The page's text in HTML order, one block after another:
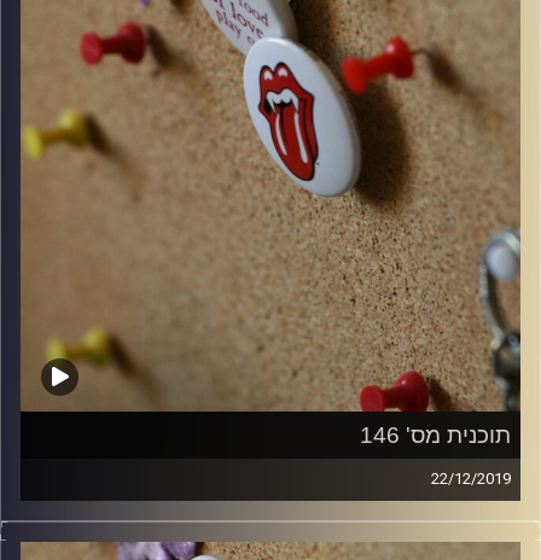
תוכנית מס' 146
22/12/2019
קלאסיקות רוק עם אורן הוף.